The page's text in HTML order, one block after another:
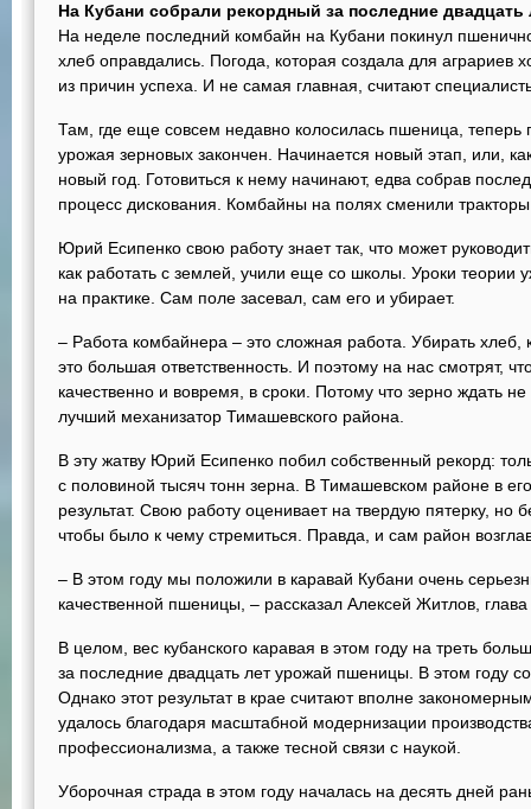
На Кубани собрали рекордный за последние
На неделе последний комбайн на Кубани покинул
хлеб оправдались. Погода, которая создала для аграриев
из причин успеха. И не самая главная, считают
Там, где еще совсем недавно колосилась пшеница, теперь
урожая зерновых закончен. Начинается новый этап, или,
новый год. Готовиться к нему начинают, едва собрав
процесс дискования. Комбайны на полях сменили
Юрий Есипенко свою работу знает так, что может
как работать с землей, учили еще со школы. Уроки теории
на практике. Сам поле засевал, сам его и убирает.
– Работа комбайнера – это сложная работа. Убирать
это большая ответственность. И поэтому на нас смотрят,
качественно и вовремя, в сроки. Потому что зерно ждать
лучший механизатор Тимашевского района.
В эту жатву Юрий Есипенко побил собственный рекорд:
с половиной тысяч тонн зерна. В Тимашевском районе в
результат. Свою работу оценивает на твердую пятерку, но
чтобы было к чему стремиться. Правда, и сам район
– В этом году мы положили в каравай Кубани очень
качественной пшеницы, – рассказал Алексей Житлов,
В целом, вес кубанского каравая в этом году на треть
за последние двадцать лет урожай пшеницы. В этом году
Однако этот результат в крае считают вполне
удалось благодаря масштабной модернизации
профессионализма, а также тесной связи с наукой.
Уборочная страда в этом году началась на десять дней